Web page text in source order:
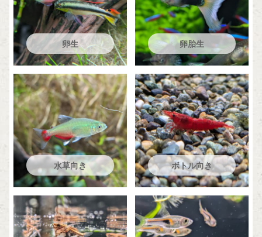
卵生 卵胎生
水草向き ボトル向き